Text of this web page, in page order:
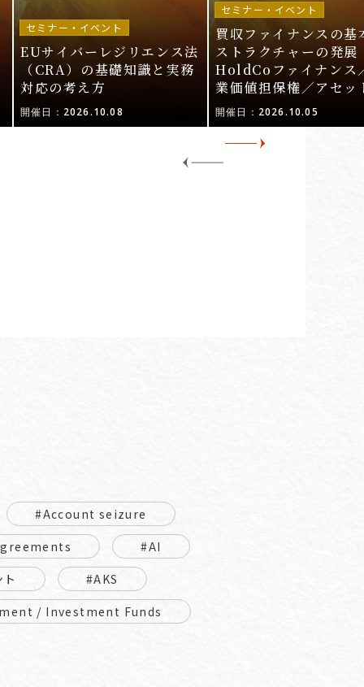
セミナー・イベント
EUサイバーレジリエンス法
（CRA）の基礎知識と実務
対応の考え方
開催日：2026.10.08
セミナー・イベント
買収ファイナンスの基
ストラクチャーの発展
HoldCoファイナンス
業価値担保権／アセッ
活用〜
開催日：2026.10.05
#Account seizure
#AI
#AKS
/ Investment Funds